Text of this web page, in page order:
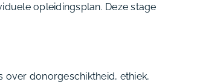
opleidingsplan. Deze stage
over donorgeschiktheid, ethiek,